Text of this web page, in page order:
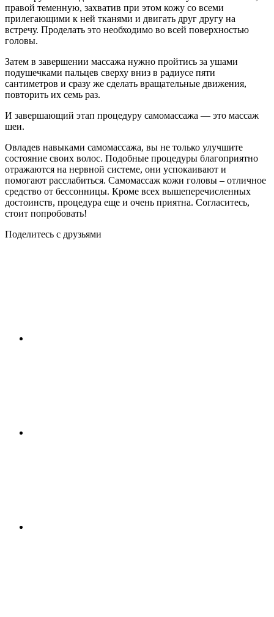
правой теменную, захватив при этом кожу со всеми
прилегающими к ней тканями и двигать друг другу на
встречу. Проделать это необходимо во всей поверхностью
головы.
Затем в завершении массажа нужно пройтись за ушами
подушечками пальцев сверху вниз в радиусе пяти
сантиметров и сразу же сделать вращательные движения,
повторить их семь раз.
И завершающий этап процедуру самомассажа — это массаж
шеи.
Овладев навыками самомассажа, вы не только улучшите
состояние своих волос. Подобные процедуры благоприятно
отражаются на нервной системе, они успокаивают и
помогают расслабиться. Самомассаж кожи головы – отличное
средство от бессонницы. Кроме всех вышеперечисленных
достоинств, процедура еще и очень приятна. Согласитесь,
стоит попробовать!
Поделитесь с друзьями